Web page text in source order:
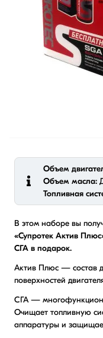
Объем
Объем масла:
Топливная
В этом наборе вы
«Супротек Актив
СГА в подарок.
Актив Плюс — состав
поверхностей
СГА —
Очищает топливную
аппаратуры и